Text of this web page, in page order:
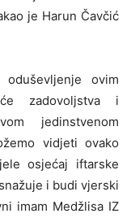
je Harun Čavčić
ovim
zadovoljstva i
jedinstvenom
vidjeti ovako
osjećaj iftarske
i budi vjerski
imam Medžlisa IZ